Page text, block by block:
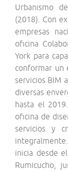
Urbanismo
(2018). Con
empresas
oficina
York para
conformar un
servicios BIM
diversas
hasta el
oficina de
servicios y
inicia desde
Rumicucho,